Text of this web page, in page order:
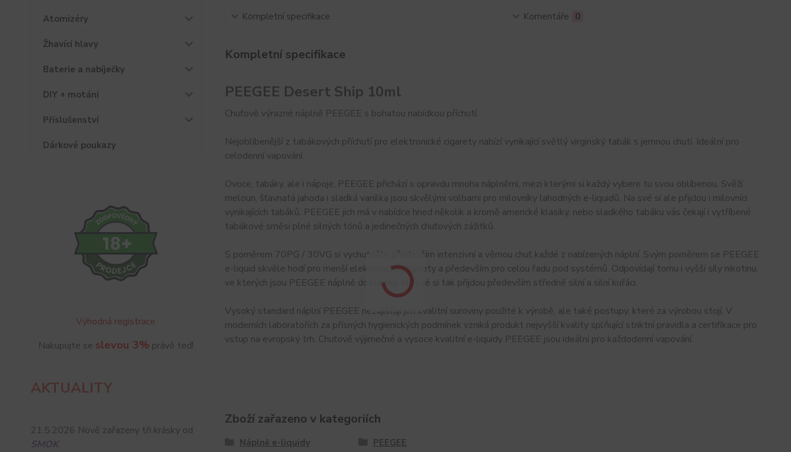
Atomizéry
Žhavící hlavy
Baterie a nabíječky
DIY + motání
Příslušenství
Dárkové poukazy
Výhodná registrace
Nakupujte se slevou 3% právě teď!
AKTUALITY
21.5.2026 Nově zařazeny tři krásky od
SMOK
Kompletní specifikace Komentáře 0
Kompletní specifikace
PEEGEE Desert Ship 10ml
Chuťově výrazné náplně PEEGEE s bohatou nabídkou příchutí.
Nejoblíbenější z tabákových příchutí pro elektronické cigarety nabízí vynikající světlý virginský tabák s jemnou chutí. Ideální pro
celodenní vapování.
Ovoce, tabáky, ale i nápoje, PEEGEE přichází s opravdu mnoha náplněmi, mezi kterými si každý vybere tu svou oblíbenou. Svěží
meloun, šťavnatá jahoda i sladká vanilka jsou skvělými volbami pro milovníky lahodných e-liquidů. Na své si ale přijdou i milovníci
vynikajících tabáků. PEEGEE jich má v nabídce hned několik a kromě americké klasiky, nebo sladkého tabáku vás čekají i vytříbené
tabákové směsi plné silných tónů a jedinečných chuťových zážitků.
S poměrem 70PG / 30VG si vychutnáte především intenzivní a věrnou chuť každé z nabízených náplní. Svým poměrem se PEEGEE
e-liquid skvěle hodí pro menší elektronické cigarety a především pro celou řadu pod systémů. Odpovídají tomu i vyšší síly nikotinu,
ve kterých jsou PEEGEE náplně dostupné. Na své si tak přijdou především středně silní a silní kuřáci.
Vysoký standard náplní PEEGEE nezajišťují jen kvalitní suroviny použité k výrobě, ale také postupy, které za výrobou stojí. V
moderních laboratořích za přísných hygienických podmínek vzniká produkt nejvyšší kvality splňující striktní pravidla a certifikace pro
vstup na evropský trh. Chuťově výjimečné a vysoce kvalitní e-liquidy PEEGEE jsou ideální pro každodenní vapování.
Zboží zařazeno v kategoriích
Náplně e-liquidy PEEGEE